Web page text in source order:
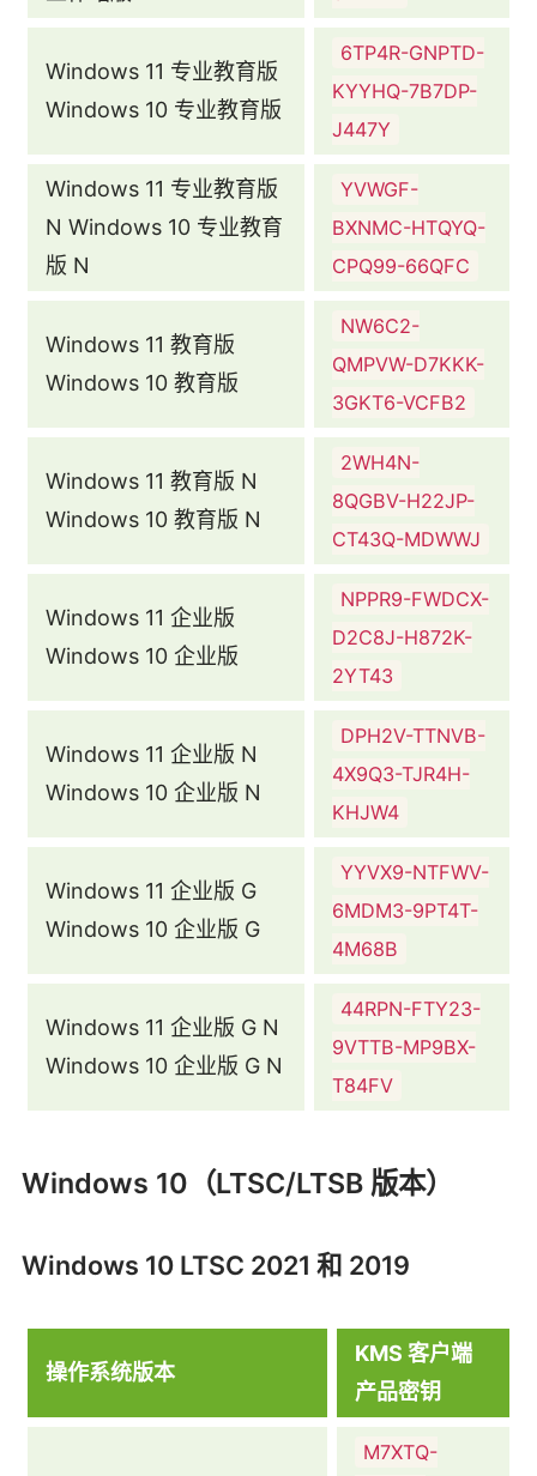
Windows 11 专业教育版
Windows 10 专业教育版
6TP4R-GNPTD-
KYYHQ-7B7DP-
J447Y
Windows 11 专业教育版
N Windows 10 专业教育
版 N
YVWGF-
BXNMC-HTQYQ-
CPQ99-66QFC
Windows 11 教育版
Windows 10 教育版
NW6C2-
QMPVW-D7KKK-
3GKT6-VCFB2
Windows 11 教育版 N
Windows 10 教育版 N
2WH4N-
8QGBV-H22JP-
CT43Q-MDWWJ
Windows 11 企业版
Windows 10 企业版
NPPR9-FWDCX-
D2C8J-H872K-
2YT43
Windows 11 企业版 N
Windows 10 企业版 N
DPH2V-TTNVB-
4X9Q3-TJR4H-
KHJW4
Windows 11 企业版 G
Windows 10 企业版 G
YYVX9-NTFWV-
6MDM3-9PT4T-
4M68B
Windows 11 企业版 G N
Windows 10 企业版 G N
44RPN-FTY23-
9VTTB-MP9BX-
T84FV
Windows 10（LTSC/LTSB 版本）
Windows 10 LTSC 2021 和 2019
操作系统版本
KMS 客户端
产品密钥
M7XTQ-